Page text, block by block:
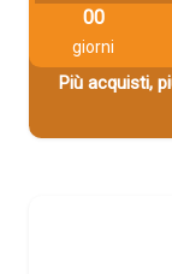
00
giorni
Più acquisti,